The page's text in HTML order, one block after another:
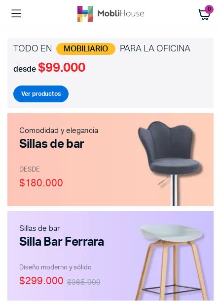
0
TODO EN MOBILIARIO PARA LA OFICINA
desde $99.000
Ver productos
Comodidad y elegancia
Sillas de bar
DESDE
$180.000
Sillas de bar
Silla Bar Ferrara
Diseño moderno y sólido
$365.900
$299.000